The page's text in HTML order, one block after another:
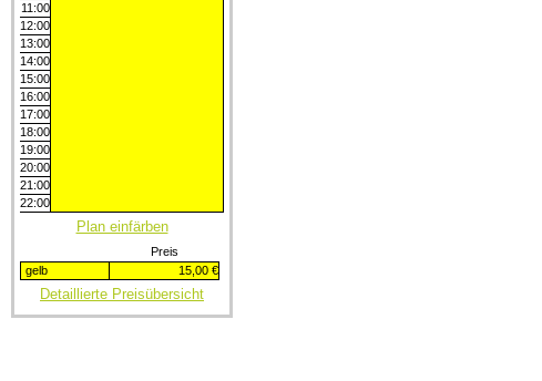
11:00
12:00
13:00
14:00
15:00
16:00
17:00
18:00
19:00
20:00
21:00
22:00
Plan einfärben
Preis
gelb
15,00 €
Detaillierte Preisübersicht